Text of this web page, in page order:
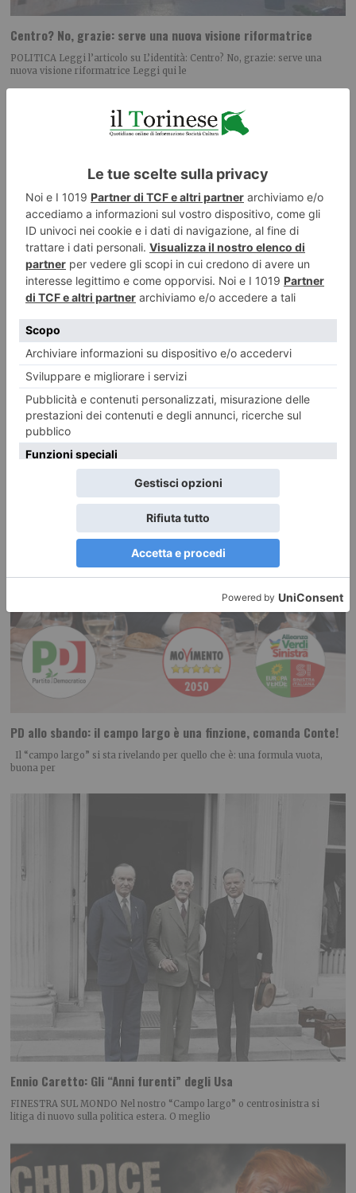
Centro? No, grazie: serve una nuova visione riformatrice
POLITICA Leggi l’articolo su L’identità: Centro? No, grazie: serve una
nuova visione riformatrice Leggi qui le
“Onorare gli italiani caduti sul lavoro in ogni parte del mondo”
Nicco nel 70° della sciagura mineraria di Marcinelle “Nel settantesimo
anniversario della sciagura mineraria di Marcinelle,
PD allo sbando: il campo largo è una finzione, comanda Conte!
Il “campo largo” si sta rivelando per quello che è: una formula vuota,
buona per
Ennio Caretto: Gli “Anni furenti” degli Usa
FINESTRA SUL MONDO Nel nostro “Campo largo” o centrosinistra si
litiga di nuovo sulla politica estera. O meglio